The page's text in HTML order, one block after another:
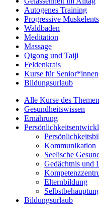
Autogenes Training
Progressive
Waldbaden
Meditation
Massage
Qigong und Taiji
Feldenkrais
Kurse für Senior*innen
Bildungsurlaub
Alle Kurse des
Gesundheitswissen
Ernährung
Kommunikation
Seelische
Gedächtnis und
Elternbildung
Bildungsurlaub